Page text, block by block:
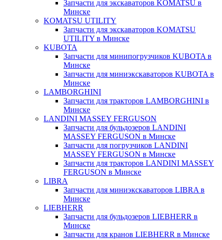
Запчасти для экскаваторов KOMATSU в
Минске
KOMATSU UTILITY
Запчасти для экскаваторов KOMATSU
UTILITY в Минске
KUBOTA
Запчасти для минипогрузчиков KUBOTA в
Минске
Запчасти для миниэкскаваторов KUBOTA в
Минске
LAMBORGHINI
Запчасти для тракторов LAMBORGHINI в
Минске
LANDINI MASSEY FERGUSON
Запчасти для бульдозеров LANDINI
MASSEY FERGUSON в Минске
Запчасти для погрузчиков LANDINI
MASSEY FERGUSON в Минске
Запчасти для тракторов LANDINI MASSEY
FERGUSON в Минске
LIBRA
Запчасти для миниэкскаваторов LIBRA в
Минске
LIEBHERR
Запчасти для бульдозеров LIEBHERR в
Минске
Запчасти для кранов LIEBHERR в Минске